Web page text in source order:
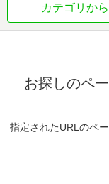
カテゴリか
お探しのペ
指定されたURLのペ